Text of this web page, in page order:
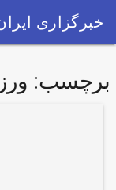
خبرگزاری
برچسب: